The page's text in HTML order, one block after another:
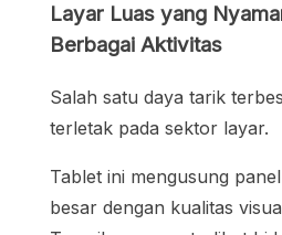
Layar Luas yang
Berbagai Aktivitas
Salah satu daya tarik
terletak pada sektor layar.
Tablet ini mengusung
besar dengan kualitas